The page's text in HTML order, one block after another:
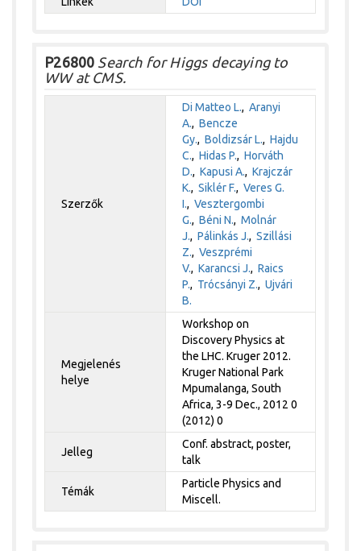
P26800 Search for Higgs decaying to
WW at CMS.
Szerzők
Di Matteo L.,Aranyi
A.,Bencze
Gy.,Boldizsár L.,Hajdu
C.,Hidas P.,Horváth
D.,Kapusi A.,Krajczár
K.,Siklér F.,Veres G.
I.,Vesztergombi
G.,Béni N.,Molnár
J.,Pálinkás J.,Szillási
Z.,Veszprémi
V.,Karancsi J.,Raics
P., Trócsányi Z.,Ujvári
B.
Megjelenés
helye
Workshop on
Discovery Physics at
the LHC. Kruger 2012.
Kruger National Park
Mpumalanga, South
Africa, 3-9 Dec., 2012 0
(2012) 0
Jelleg
Conf. abstract, poster,
talk
Témák
Particle Physics and
Miscell.